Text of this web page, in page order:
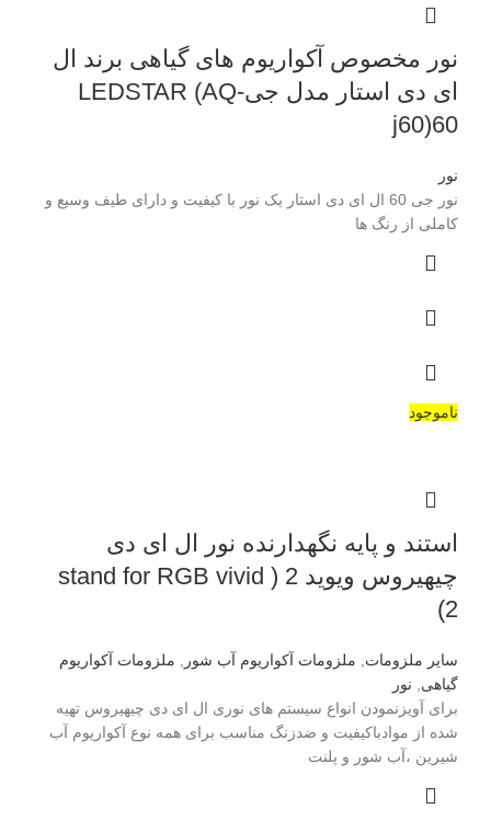
نور مخصوص آکواریوم های گیاهی برند ال
ای دی استار مدل جیLEDSTAR (AQ-
j60)60
نور
نور جی 60 ال ای دی استار یک نور با کیفیت و دارای طیف وسیع و
کاملی از رنگ ها
ناموجود
استند و پایه نگهدارنده نور ال ای دی
چیهیروس ویوید 2 ( stand for RGB vivid
2)
سایر ملزومات ملزومات آکواریوم آب شور
ملزومات آکواریوم
گیاهی
نور
برای آویزنمودن انواع سیستم های نوری ال ای دی چیهیروس تهیه
شده از موادباکیفیت و ضدزنگ مناسب برای همه نوع آکواریوم آب
شیرین ،آب شور و پلنت